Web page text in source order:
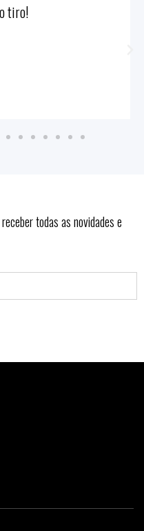
tiro!
todas as novidades e